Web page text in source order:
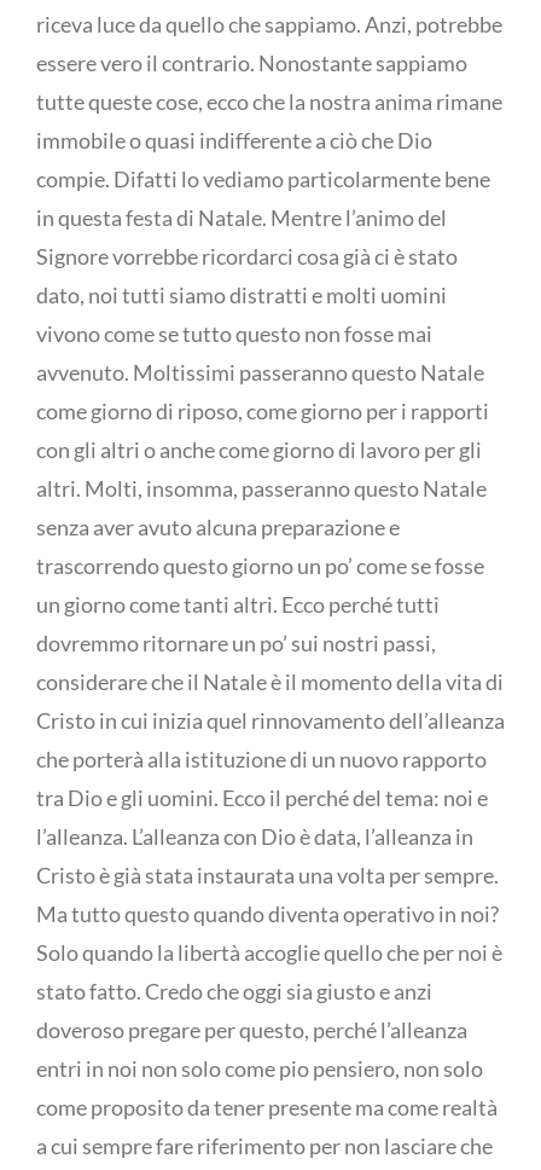
riceva luce da quello che sappiamo. Anzi, potrebbe
essere vero il contrario. Nonostante sappiamo
tutte queste cose, ecco che la nostra anima rimane
immobile o quasi indifferente a ciò che Dio
compie. Difatti lo vediamo particolarmente bene
in questa festa di Natale. Mentre l’animo del
Signore vorrebbe ricordarci cosa già ci è stato
dato, noi tutti siamo distratti e molti uomini
vivono come se tutto questo non fosse mai
avvenuto. Moltissimi passeranno questo Natale
come giorno di riposo, come giorno per i rapporti
con gli altri o anche come giorno di lavoro per gli
altri. Molti, insomma, passeranno questo Natale
senza aver avuto alcuna preparazione e
trascorrendo questo giorno un po’ come se fosse
un giorno come tanti altri. Ecco perché tutti
dovremmo ritornare un po’ sui nostri passi,
considerare che il Natale è il momento della vita di
Cristo in cui inizia quel rinnovamento dell’alleanza
che porterà alla istituzione di un nuovo rapporto
tra Dio e gli uomini. Ecco il perché del tema: noi e
l’alleanza. L’alleanza con Dio è data, l’alleanza in
Cristo è già stata instaurata una volta per sempre.
Ma tutto questo quando diventa operativo in noi?
Solo quando la libertà accoglie quello che per noi è
stato fatto. Credo che oggi sia giusto e anzi
doveroso pregare per questo, perché l’alleanza
entri in noi non solo come pio pensiero, non solo
come proposito da tener presente ma come realtà
a cui sempre fare riferimento per non lasciare che